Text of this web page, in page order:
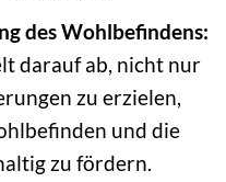
des Wohlbefindens:
darauf ab, nicht nur
zu erzielen,
und die
zu fördern.